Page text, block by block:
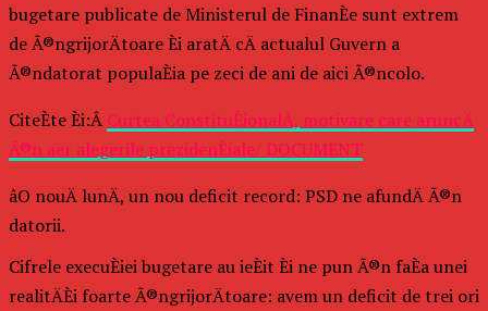
bugetare publicate de Ministerul de FinanÈe sunt extrem
de Ã®ngrijorÄtoare Èi aratÄ cÄ actualul Guvern a
Ã®ndatorat populaÈia pe zeci de ani de aici Ã®ncolo.
CiteÈte Èi:Â Curtea ConstituÈionalÄ, motivare care aruncÄ
Ã®n aer alegerile prezidenÈiale/ DOCUMENT
âO nouÄ lunÄ, un nou deficit record: PSD ne afundÄ Ã®n
datorii.
Cifrele execuÈiei bugetare au ieÈit Èi ne pun Ã®n faÈa unei
realitÄÈi foarte Ã®ngrijorÄtoare: avem un deficit de trei ori